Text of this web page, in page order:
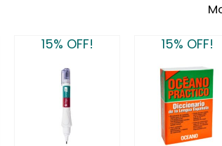
15% OFF! 15% OFF!